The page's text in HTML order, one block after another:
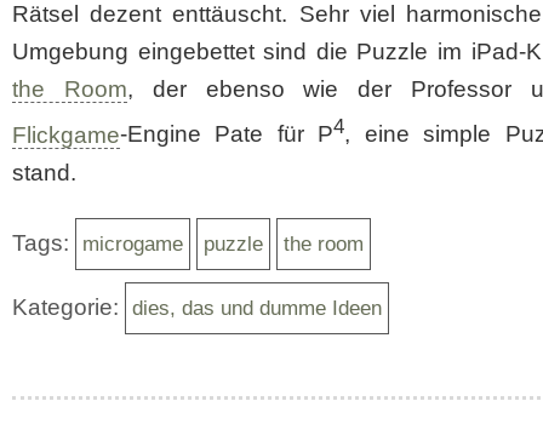
Rätsel dezent enttäuscht. Sehr viel
Umgebung eingebettet sind die Puzzle im iPad-
the Room, der ebenso wie der Professor
Flickgame-Engine Pate für P4, eine simple
stand.
Tags: microgame puzzle the room
Kategorie: dies, das und dumme Ideen